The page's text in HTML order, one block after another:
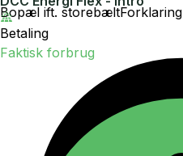
Bopæl ift. storebæltForklaring
Betaling
Faktisk forbrug